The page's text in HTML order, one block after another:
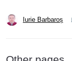
Iurie Barbaroș